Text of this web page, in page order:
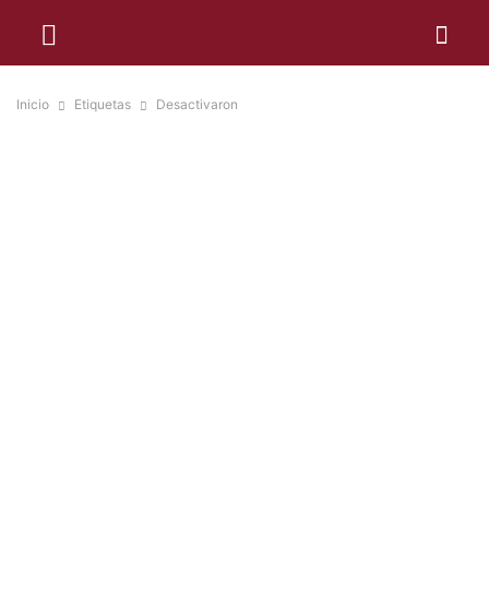
Inicio Etiquetas Desactivaron